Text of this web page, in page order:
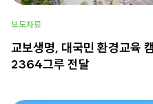
보도자료
교보생명, 대국민 환경교육
2364그루 전달